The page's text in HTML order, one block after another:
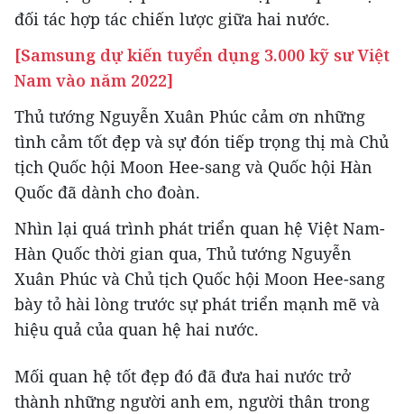
đối tác hợp tác chiến lược giữa hai nước.
[Samsung dự kiến tuyển dụng 3.000 kỹ sư Việt
Nam vào năm 2022]
Thủ tướng Nguyễn Xuân Phúc cảm ơn những
tình cảm tốt đẹp và sự đón tiếp trọng thị mà Chủ
tịch Quốc hội Moon Hee-sang và Quốc hội Hàn
Quốc đã dành cho đoàn.
Nhìn lại quá trình phát triển quan hệ Việt Nam-
Hàn Quốc thời gian qua, Thủ tướng Nguyễn
Xuân Phúc và Chủ tịch Quốc hội Moon Hee-sang
bày tỏ hài lòng trước sự phát triển mạnh mẽ và
hiệu quả của quan hệ hai nước.
Mối quan hệ tốt đẹp đó đã đưa hai nước trở
thành những người anh em, người thân trong